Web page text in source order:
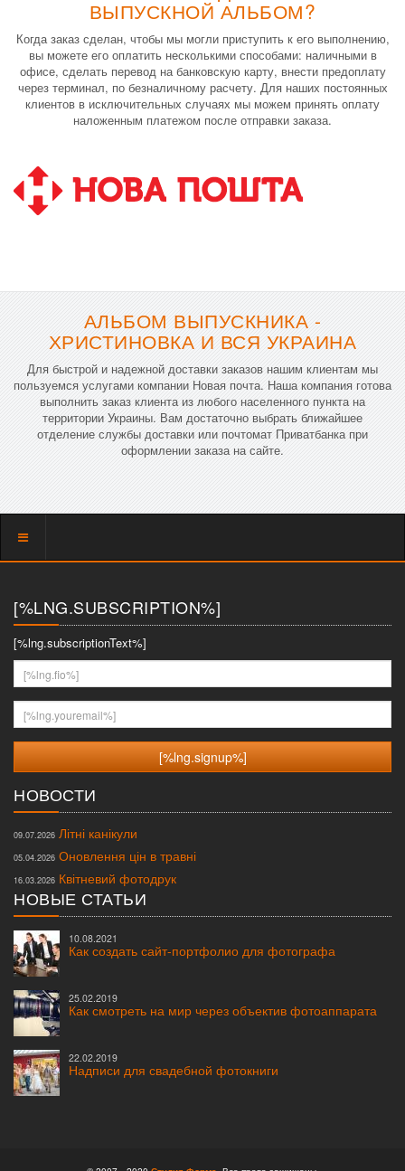
ВЫПУСКНОЙ АЛЬБОМ?
Когда заказ сделан, чтобы мы могли приступить к его выполнению,
вы можете его оплатить несколькими способами: наличными в
офисе, сделать перевод на банковскую карту, внести предоплату
через терминал, по безналичному расчету. Для наших постоянных
клиентов в исключительных случаях мы можем принять оплату
наложенным платежом после отправки заказа.
АЛЬБОМ ВЫПУСКНИКА -
ХРИСТИНОВКА И ВСЯ УКРАИНА
Для быстрой и надежной доставки заказов нашим клиентам мы
пользуемся услугами компании Новая почта. Наша компания готова
выполнить заказ клиента из любого населенного пункта на
территории Украины. Вам достаточно выбрать ближайшее
отделение службы доставки или почтомат Приватбанка при
оформлении заказа на сайте.
Показать
[%LNG.SUBSCRIPTION%]
[%lng.subscriptionText%]
[%lng.fio%]
[%lng.youremail%]
НОВОСТИ
09.07.2026 Літні канікули
05.04.2026 Оновлення цін в травні
16.03.2026 Квітневий фотодрук
НОВЫЕ СТАТЬИ
10.08.2021
Как создать сайт-портфолио для фотографа
25.02.2019
Как смотреть на мир через объектив фотоаппарата
22.02.2019
Надписи для свадебной фотокниги